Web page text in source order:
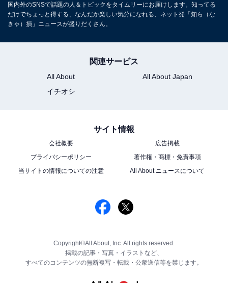
国内外のSNSで話題の人＆トピックをタイムリーにお届けします。知ってる
だけでちょっと得する、なんだか楽しい気分になれる、ネット発「知ら（な
きゃ）損」ニュースが盛りだくさん。
関連サービス
All About
All About Japan
イチオシ
サイト情報
会社概要
広告掲載
プライバシーポリシー
著作権・商標・免責事項
当サイトの情報についての注意
All About ニュースについて
Copyright©All About, Inc. All rights reserved.
掲載の記事・写真・イラストなど、
すべてのコンテンツの無断複写・転載・公衆送信等を禁じます。